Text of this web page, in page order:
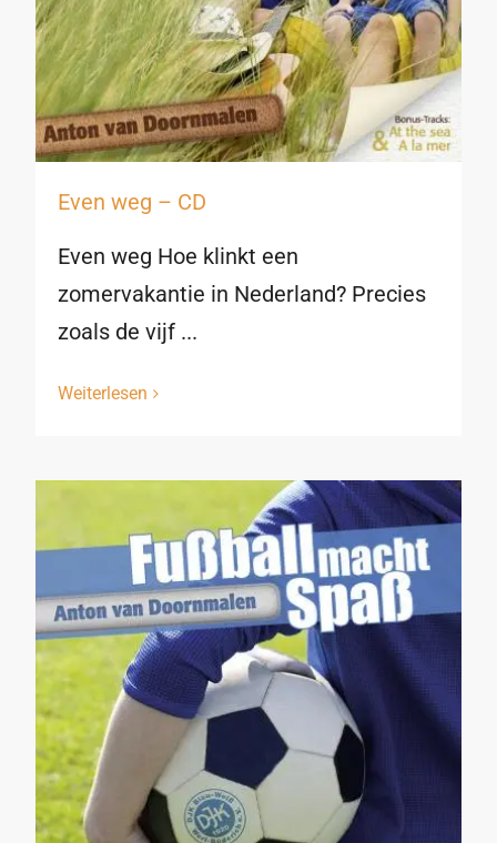
Even weg – CD
Even weg Hoe klinkt een
zomervakantie in Nederland? Precies
zoals de vijf ...
Weiterlesen